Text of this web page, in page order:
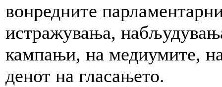
вонредните
истражувања,
кампањи, на медиумите,
денот на гласањето.